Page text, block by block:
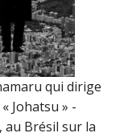
qui dirige
Johatsu » -
au Brésil sur la